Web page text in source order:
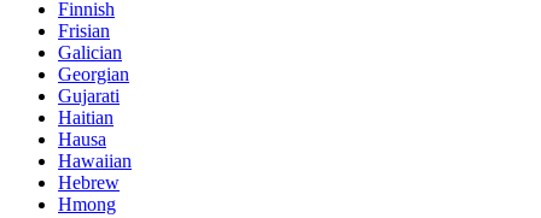
Finnish
Frisian
Galician
Georgian
Gujarati
Haitian
Hausa
Hawaiian
Hebrew
Hmong